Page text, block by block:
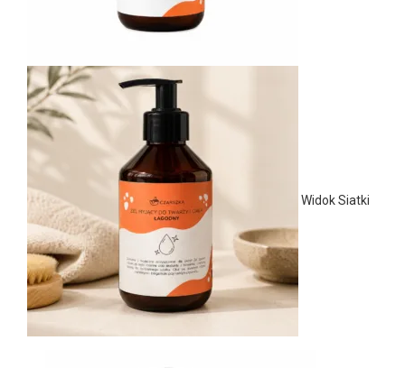
Widok Siatki